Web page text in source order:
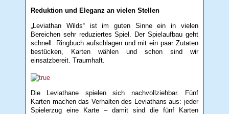
Reduktion und Eleganz an vielen Stellen
„Leviathan Wilds“ ist im guten Sinne ein in vielen
Bereichen sehr reduziertes Spiel. Der Spielaufbau geht
schnell. Ringbuch aufschlagen und mit ein paar Zutaten
bestücken, Karten wählen und schon sind wir
einsatzbereit. Traumhaft.
Die Leviathane spielen sich nachvollziehbar. Fünf
Karten machen das Verhalten des Leviathans aus: jeder
Spielerzug eine Karte – damit sind die fünf Karten